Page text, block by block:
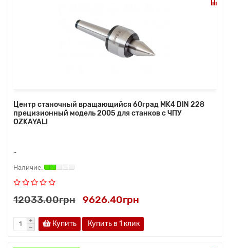
Центр станочный вращающийся 60град MK4 DIN 228
прецизионный модель 2005 для станков с ЧПУ
OZKAYALI
12033.00грн 9626.40грн
Купить Купить в 1 клик